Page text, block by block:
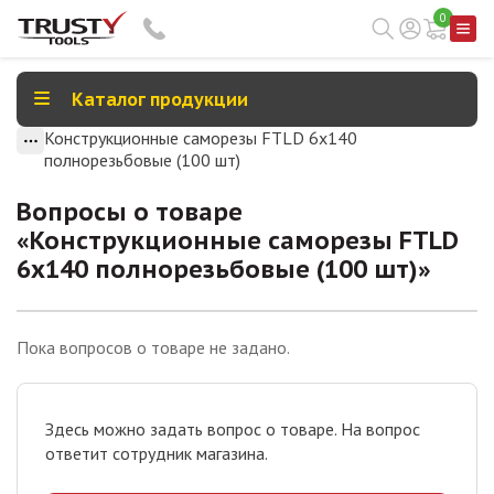
0
Каталог продукции
Конструкционные саморезы FTLD 6х140
полнорезьбовые (100 шт)
Вопросы о товаре
«Конструкционные саморезы FTLD
6х140 полнорезьбовые (100 шт)»
Здесь можно задать вопрос о товаре. На вопрос
ответит сотрудник магазина.
Пока вопросов о товаре не задано.